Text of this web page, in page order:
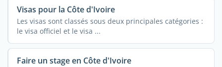
Visas pour la Côte d'Ivoire
Les visas sont classés sous deux principales catégories :
le visa officiel et le visa ...
Faire un stage en Côte d'Ivoire